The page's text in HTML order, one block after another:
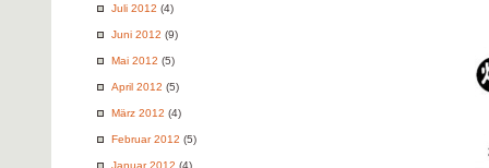
Juli 2012 (4)
Juni 2012 (9)
Mai 2012 (5)
April 2012 (5)
März 2012 (4)
Februar 2012 (5)
Januar 2012 (4)